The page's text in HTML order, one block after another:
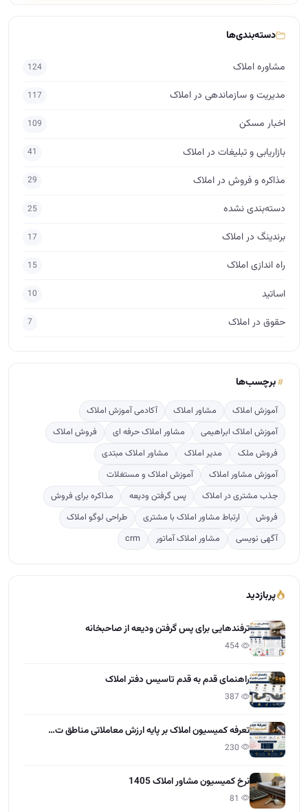
دسته‌بندی‌ها
مشاوره املاک 124
مدیریت و سازماندهی در املاک 117
اخبار مسکن 109
بازاریابی و تبلیغات در املاک 41
مذاکره و فروش در املاک 29
دسته‌بندی نشده 25
برندینگ در املاک 17
راه اندازی املاک 15
اساتید 10
حقوق در املاک 7
برچسب‌ها
آموزش املاک مشاور املاک
آکادمی آموزش املاک
آموزش املاک ابراهیمی
مشاور املاک حرفه ای
فروش املاک
فروش ملک
مدیر املاک
مشاور املاک مبتدی
آموزش مشاور املاک
آموزش املاک و مستغلات
جذب مشتری در املاک
پس گرفتن ودیعه
مذاکره برای فروش
فروش
ارتباط مشاور املاک با مشتری
طراحی لوگو املاک
آگهی نویسی
مشاور املاک آماتور crm
پربازدید
ترفندهایی برای پس گرفتن ودیعه از صاحبخانه
راهنمای قدم به قدم تاسیس دفتر املاک
تعرفه کمیسیون املاک بر پایه ارزش معاملاتی مناطق ت…
نرخ کمیسیون مشاور املاک 1405